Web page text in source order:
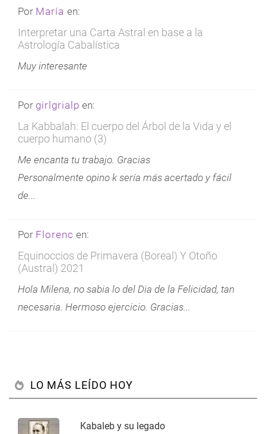
Por María en:
Interpretar una Carta Astral en base a la
Astrología Cabalística
Muy interesante
Por girlgrialp en:
La Kabbalah: El cuerpo del Árbol de la Vida y el
cuerpo humano (3)
Me encanta tu trabajo. Gracias
Personalmente opino k sería más acertado y fácil
de...
Por Florenc en:
Equinoccios de Primavera (Boreal) Y Otoño
(Austral) 2021
Hola Milena, no sabia lo del Dia de la Felicidad, tan
necesaria. Hermoso ejercicio. Gracias...
LO MÁS LEÍDO HOY
Kabaleb y su legado